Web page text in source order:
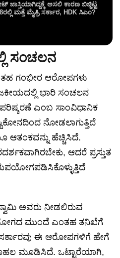
ಜಾಸ್ತಿಯಾಗಿದ್ದಕ್ಕೆ ಅಸಲಿ ಕಾರಣ ಬಿಚ್ಚಿಟ್ಟ
ಮತ್ತೆ ಮೈತ್ರಿ ಸರ್ಕಾರ, HDK ಸಿಎಂ?
ಸಂಚಲನ
ಗಂಭೀರ ಆರೋಪಗಳು
ಭಾರಿ ಸಂಚಲನ
ಎಂಬ ಸಾಂವಿಧಾನಿಕ
ನೋಡಲಾಗುತ್ತಿದೆ
ಆತಂಕವನ್ನು ಹೆಚ್ಚಿಸಿದೆ.
ಆದರೆ ಪ್ರಸ್ತುತ
ಅವರು ನೀಡಲಿರುವ
ಮುಂದೆ ಎಂತಹ ತನಿಖೆಗೆ
ಸರ್ಕಾರವು ಈ ಆರೋಪಗಳಿಗೆ ಹೇಗೆ
ಮೂಡಿಸಿದೆ. ಒಟ್ಟಾರೆಯಾಗಿ,